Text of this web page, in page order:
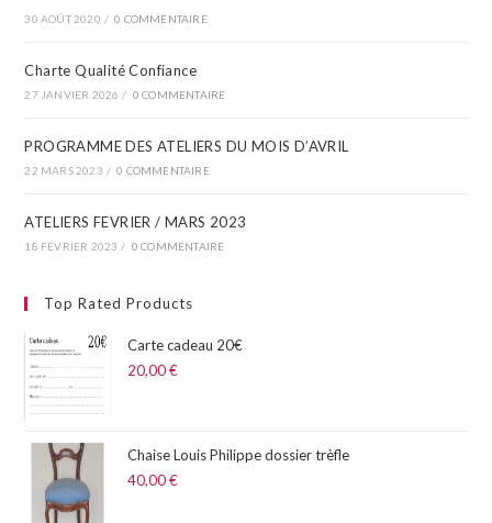
30 AOÛT 2020 / 0 COMMENTAIRE
Charte Qualité Confiance
27 JANVIER 2026 / 0 COMMENTAIRE
PROGRAMME DES ATELIERS DU MOIS D’AVRIL​
22 MARS 2023 / 0 COMMENTAIRE
ATELIERS FEVRIER / MARS 2023
18 FÉVRIER 2023 / 0 COMMENTAIRE
Top Rated Products
Carte cadeau 20€
20,00€
Chaise Louis Philippe dossier trèfle
40,00€